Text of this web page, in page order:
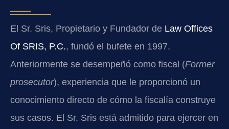
El Sr. Sris, Propietario y Fundador de Law Offices
Of SRIS, P.C., fundó el bufete en 1997.
Anteriormente se desempeñó como fiscal (Former
prosecutor), experiencia que le proporcionó un
conocimiento directo de cómo la fiscalía construye
sus casos. El Sr. Sris está admitido para ejercer en